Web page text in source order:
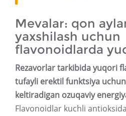
Mevalar: qon
yaxshilash uchun
flavonoidlarda
Rezavorlar tarkibida yuqori
tufayli erektil funktsiya
keltiradigan ozuqaviy
Flavonoidlar kuchli